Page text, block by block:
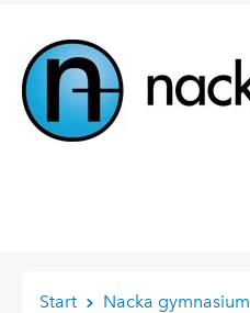
Start Nacka gymnasium